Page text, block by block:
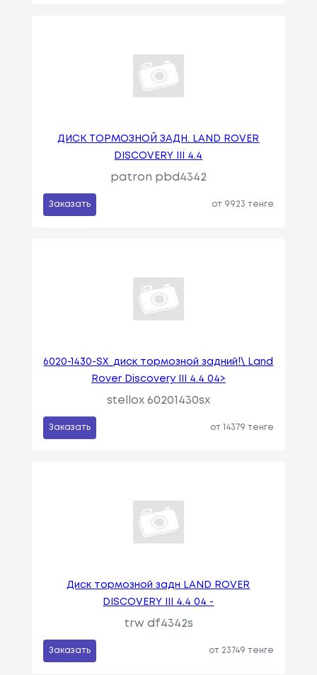
ДИСК ТОРМОЗНОЙ ЗАДН. LAND ROVER
DISCOVERY III 4.4
patron pbd4342
Заказать от 9923 тенге
6020-1430-SX_диск тормозной задний!\ Land
Rover Discovery III 4.4 04>
stellox 60201430sx
Заказать от 14379 тенге
Диск тормозной задн LAND ROVER
DISCOVERY III 4.4 04 -
trw df4342s
Заказать от 23749 тенге